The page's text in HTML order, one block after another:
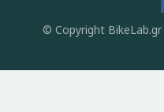
© Copyright